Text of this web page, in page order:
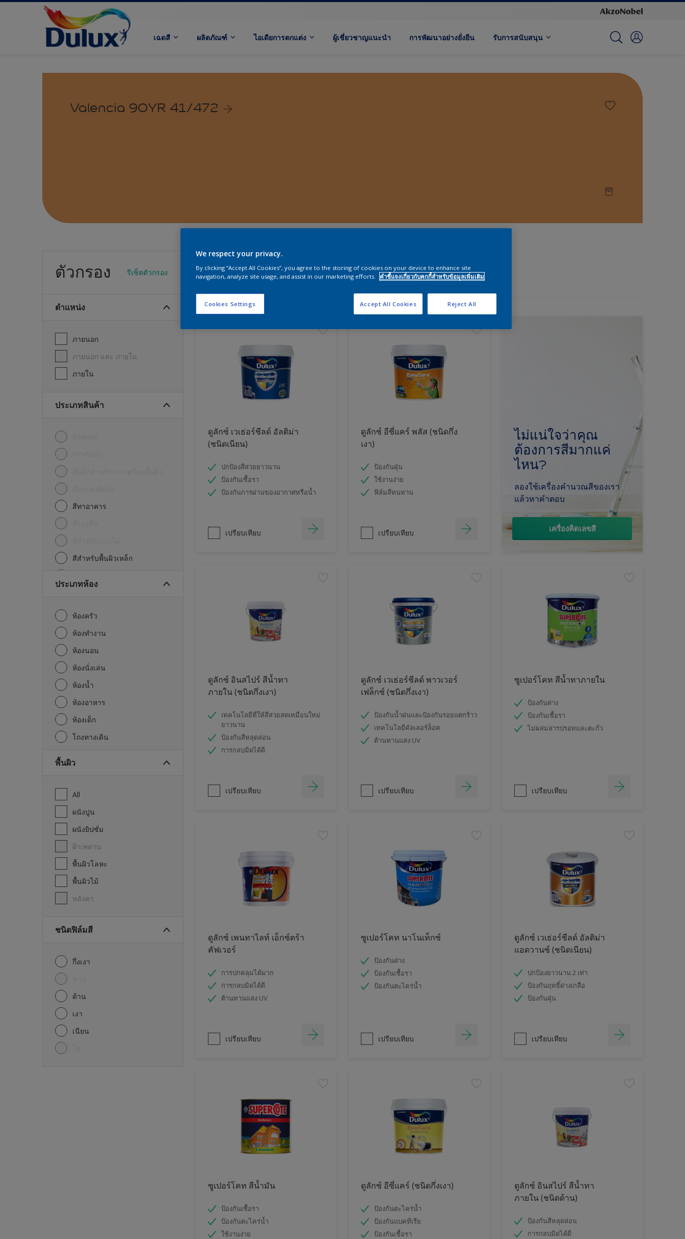
เฉดสี ผลิตภัณฑ์ ไอเดียการตกแต่ง ผู้เชี่ยวชาญแนะนำ การพัฒนาอย่างยั่งยืน รับการสนับสนุน
Valencia 90YR 41/472
ตัวกรอง รีเซ็ตตัวกรอง
ตำแหน่ง
ภายนอก
ภายนอก และ ภายใน
ภายใน
ประเภทสินค้า
สีทาอาคาร
สีสำหรับพื้นผิวเหล็ก
ประเภทห้อง
ห้องครัว
ห้องทำงาน
ห้องนอน
ห้องนั่งเล่น
ห้องน้ำ
ห้องอาหาร
ห้องเด็ก
โถงทางเดิน
พื้นผิว
All
ผนังปูน
ผนังยิปซั่ม
ฝ้าเพดาน
พื้นผิวโลหะ
พื้นผิวไม้
หลังคา
ชนิดฟิล์มสี
กึ่งเงา
ด้าน
เงา
เนียน
สีทาผนังและสีห้องนอน
ดูลักซ์ เวเธ่อร์ชีลด์ อัลติม่า
(ชนิดเนียน)
ปกป้องสีสวยยาวนาน
ป้องกันเชื้อรา
ป้องกันการผ่านของอากาศหรือน้ำ
เปรียบเทียบ
ดูลักซ์ อีซี่แคร์ พลัส (ชนิดกึ่ง
เงา)
ป้องกันฝุ่น
ใช้งานง่าย
ฟิล์มสีทนทาน
เปรียบเทียบ
ไม่แน่ใจว่าคุณ
ต้องการสีมากแค่
ไหน?
ลองใช้เครื่องคำนวณสีของเรา
แล้วหาคำตอบ
เครื่องคิดเลขสี
ดูลักซ์ อินสไปร์ สีน้ำทา
ภายใน (ชนิดกึ่งเงา)
เทคโนโลยีที่ให้สีสวยสดเหมือนใหม่
ยาวนาน
ป้องกันสีหลุดล่อน
การกลบมิดได้ดี
เปรียบเทียบ
ดูลักซ์ เวเธ่อร์ชีลด์ พาวเวอร์
เฟล็กซ์ (ชนิดกึ่งเงา)
ป้องกันน้ำฝนและป้องกันรอยแตกร้าว
เทคโนโลยีคัลเลอร์ล็อค
ต้านทานแสง UV
เปรียบเทียบ
ซูเปอร์โคท สีน้ำทาภายใน
ป้องกันด่าง
ป้องกันเชื้อรา
ไม่ผสมสารปรอทและตะกั่ว
เปรียบเทียบ
ดูลักซ์ เพนทาไลท์ เอ็กซ์ตร้า
คัฟเวอร์
การปกคลุมได้มาก
การกลบมิดได้ดี
ต้านทานแสง UV
เปรียบเทียบ
ซูเปอร์โคท นาโนเท็กซ์
ป้องกันด่าง
ป้องกันเชื้อรา
ป้องกันตะไคร่น้ำ
เปรียบเทียบ
ดูลักซ์ เวเธ่อร์ชีลด์ อัลติม่า
แอดวานซ์ (ชนิดเนียน)
ปกป้องยาวนาน 2 เท่า
ป้องกันฤทธิ์ด่างเกลือ
ป้องกันฝุ่น
เปรียบเทียบ
ซูเปอร์โคท สีน้ำมัน
ป้องกันเชื้อรา
ป้องกันตะไคร่น้ำ
ใช้งานง่าย
ดูลักซ์ อีซี่แคร์ (ชนิดกึ่งเงา)
ป้องกันตะไคร่น้ำ
ป้องกันแบคทีเรีย
ป้องกันเชื้อรา
ดูลักซ์ อินสไปร์ สีน้ำทา
ภายใน (ชนิดด้าน)
ป้องกันสีหลุดล่อน
การกลบมิดได้ดี
We respect your privacy.
By clicking “Accept All Cookies”, you agree to the storing of cookies on your device to enhance site
navigation, analyze site usage, and assist in our marketing efforts.
คำชี้แจงเกี่ยวกับคุกกี้สำหรับข้อมูลเพิ่มเติม
Cookies Settings Reject All
Accept All Cookies